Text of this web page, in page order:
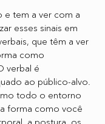
e tem a ver com a
esses sinais em
que têm a ver
como
verbal é
ao público-alvo.
todo o entorno
forma como você